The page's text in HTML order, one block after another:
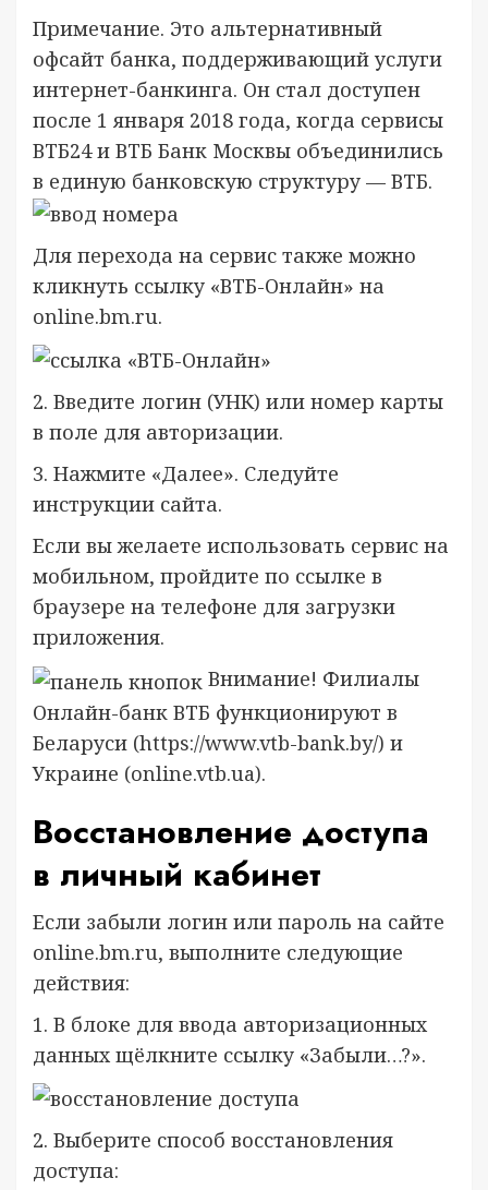
Примечание. Это альтернативный
офсайт банка, поддерживающий услуги
интернет-банкинга. Он стал доступен
после 1 января 2018 года, когда сервисы
ВТБ24 и ВТБ Банк Москвы объединились
в единую банковскую структуру — ВТБ.
Для перехода на сервис также можно
кликнуть ссылку «ВТБ-Онлайн» на
online.bm.ru.
2. Введите логин (УНК) или номер карты
в поле для авторизации.
3. Нажмите «Далее». Следуйте
инструкции сайта.
Если вы желаете использовать сервис на
мобильном, пройдите по ссылке в
браузере на телефоне для загрузки
приложения.
Внимание! Филиалы
Онлайн-банк ВТБ функционируют в
Беларуси (https://www.vtb-bank.by/) и
Украине (online.vtb.ua).
Восстановление доступа
в личный кабинет
Если забыли логин или пароль на сайте
online.bm.ru, выполните следующие
действия:
1. В блоке для ввода авторизационных
данных щёлкните ссылку «Забыли…?».
2. Выберите способ восстановления
доступа: